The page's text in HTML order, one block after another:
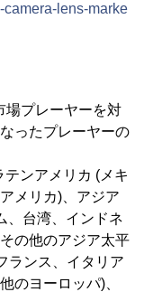
camera-lens-marke
場プレーヤーを対
ったプレーヤーの
ンアメリカ (メキ
メリカ)、アジア
、台湾、インドネ
の他のアジア太平
ランス、イタリア
のヨーロッパ)、